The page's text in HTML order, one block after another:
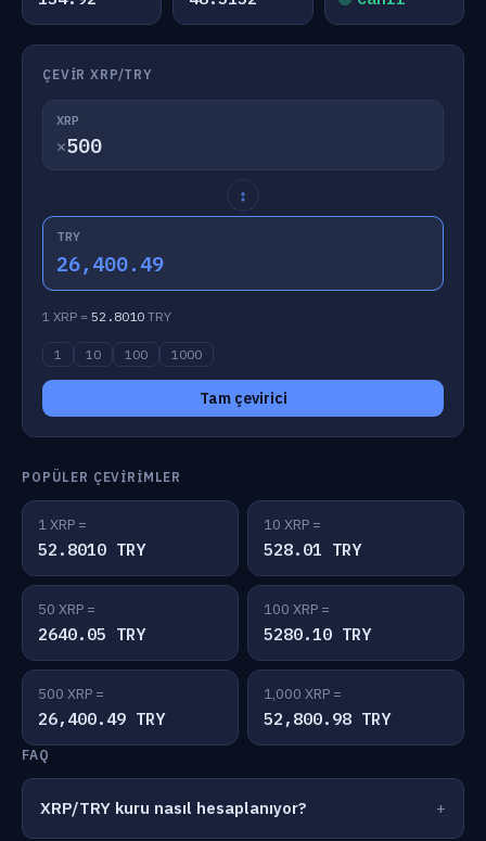
ÇEVIR XRP/TRY
XRP
✕
↕
TRY
26,400.49
1 XRP = 52.8010 TRY
1 10 100 1000
Tam çevirici
POPÜLER ÇEVIRIMLER
1 XRP =
52.8010 TRY
10 XRP =
528.01 TRY
50 XRP =
2640.05 TRY
100 XRP =
5280.10 TRY
500 XRP =
26,400.49 TRY
1,000 XRP =
52,800.98 TRY
FAQ
XRP/TRY kuru nasıl hesaplanıyor?